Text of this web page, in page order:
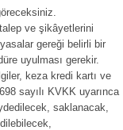
ve şikâyetlerini
gereği belirli bir
uyulması gerekir.
keza kredi kartı ve
sayılı KVKK uyarınca
saklanacak,